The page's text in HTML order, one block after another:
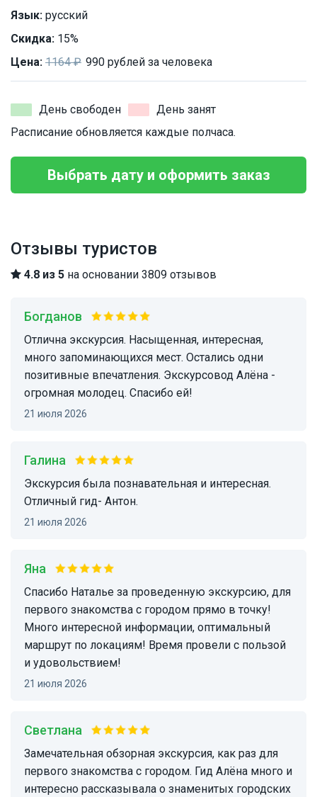
Язык: русский
Скидка: 15%
Цена: 1164 ₽ 990 рублей за человека
День свободен
День занят
Расписание обновляется каждые полчаса.
Выбрать дату и оформить заказ
Отзывы туристов
4.8 из 5 на основании 3809 отзывов
Богданов
Отлична экскурсия. Насыщенная, интересная,
много запоминающихся мест. Остались одни
позитивные впечатления. Экскурсовод Алёна -
огромная молодец. Спасибо ей!
21 июля 2026
Галина
Экскурсия была познавательная и интересная.
Отличный гид- Антон.
21 июля 2026
Яна
Спасибо Наталье за проведенную экскурсию, для
первого знакомства с городом прямо в точку!
Много интересной информации, оптимальный
маршрут по локациям! Время провели с пользой
и удовольствием!
21 июля 2026
Светлана
Замечательная обзорная экскурсия, как раз для
первого знакомства с городом. Гид Алёна много и
интересно рассказывала о знаменитых городских